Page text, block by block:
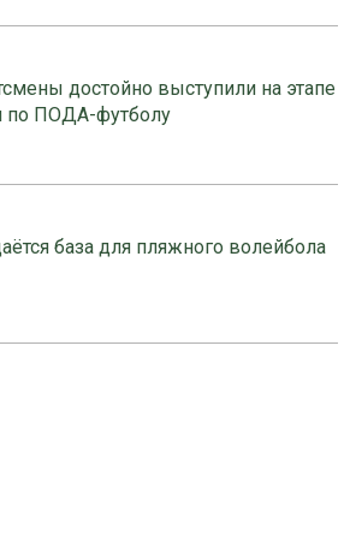
достойно выступили на этапе
по ПОДА-футболу
база для пляжного волейбола